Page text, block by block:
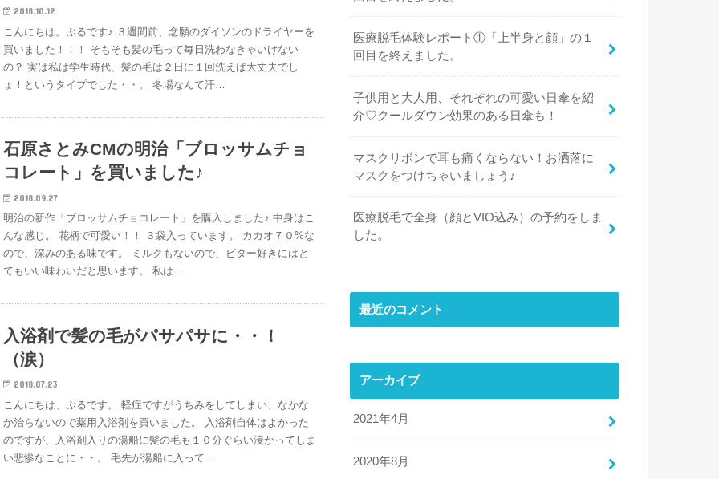
2018.10.12
こんにちは。ぷるです♪ ３週間前、念願のダイソンのドライヤーを
買いました！！！ そもそも髪の毛って毎日洗わなきゃいけない
の？ 実は私は学生時代、髪の毛は２日に１回洗えば大丈夫でし
ょ！というタイプでした・・。 冬場なんて汗…
石原さとみCMの明治「ブロッサムチョ
コレート」を買いました♪
2018.09.27
明治の新作「ブロッサムチョコレート」を購入しました♪ 中身はこ
んな感じ。 花柄で可愛い！！ ３袋入っています。 カカオ７０%な
ので、深みのある味です。 ミルクもないので、ビター好きにはと
てもいい味わいだと思います。 私は…
入浴剤で髪の毛がパサパサに・・！
（涙）
2018.07.23
こんにちは、ぷるです。 軽症ですがうちみをしてしまい、なかな
か治らないので薬用入浴剤を買いました。 入浴剤自体はよかった
のですが、入浴剤入りの湯船に髪の毛も１０分ぐらい浸かってしま
い悲惨なことに・・。 毛先が湯船に入って…
医療脱毛体験レポート①「上半身と顔」の１
回目を終えました。
子供用と大人用、それぞれの可愛い日傘を紹
介♡クールダウン効果のある日傘も！
マスクリボンで耳も痛くならない！お洒落に
マスクをつけちゃいましょう♪
医療脱毛で全身（顔とVIO込み）の予約をしま
した。
最近のコメント
アーカイブ
2021年4月
2020年8月